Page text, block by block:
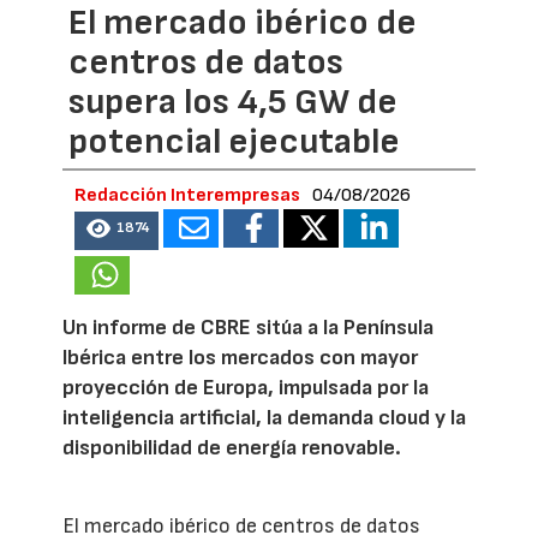
El mercado ibérico de
centros de datos
supera los 4,5 GW de
potencial ejecutable
Redacción Interempresas 04/08/2026
1874
Un informe de CBRE sitúa a la Península
Ibérica entre los mercados con mayor
proyección de Europa, impulsada por la
inteligencia artificial, la demanda cloud y la
disponibilidad de energía renovable.
El mercado ibérico de centros de datos